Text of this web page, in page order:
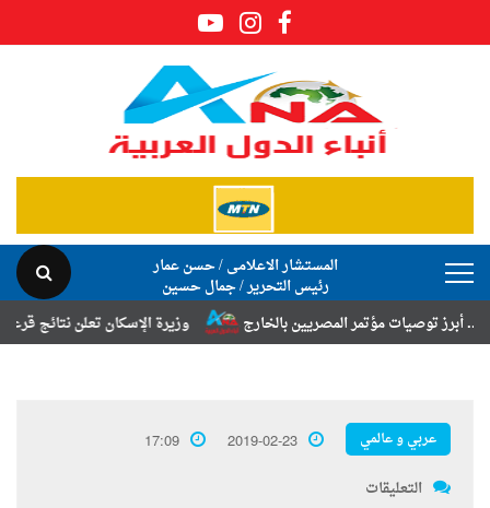
المستشار الاعلامى / حسن عمار
رئيس التحرير / جمال حسين
وزيرة الإسكان تعلن نتائج قرعة
مؤتمر المصريين بالخارج
عربي و عالمي 2019-02-23
17:09
التعليقات